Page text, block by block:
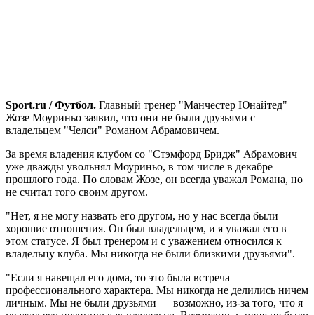
Sport.ru / Футбол. Главный тренер "Манчестер Юнайтед"
Жозе Моуриньо заявил, что они не были друзьями с
владельцем "Челси" Романом Абрамовичем.
За время владения клубом со "Стэмфорд Бридж" Абрамович
уже дважды увольнял Моуриньо, в том числе в декабре
прошлого года. По словам Жозе, он всегда уважал Романа, но
не считал того своим другом.
"Нет, я не могу назвать его другом, но у нас всегда были
хорошие отношения. Он был владельцем, и я уважал его в
этом статусе. Я был тренером и с уважением относился к
владельцу клуба. Мы никогда не были близкими друзьями".
"Если я навещал его дома, то это была встреча
профессионального характера. Мы никогда не делились ничем
личным. Мы не были друзьями — возможно, из-за того, что я